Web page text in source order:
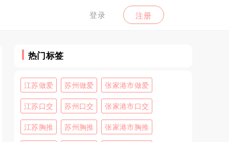
登录 注册
热门标签
江苏做爱 苏州做爱 张家港市做爱
江苏口交 苏州口交 张家港市口交
江苏胸推 苏州胸推 张家港市胸推